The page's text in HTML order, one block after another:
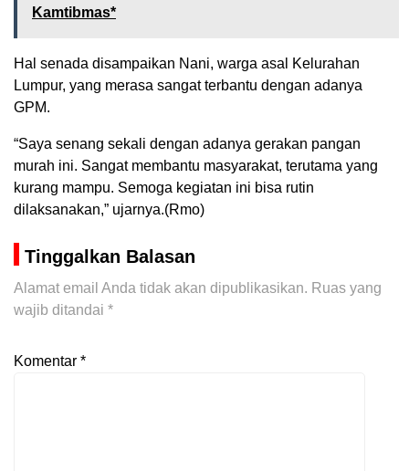
Kamtibmas*
Hal senada disampaikan Nani, warga asal Kelurahan
Lumpur, yang merasa sangat terbantu dengan adanya
GPM.
“Saya senang sekali dengan adanya gerakan pangan
murah ini. Sangat membantu masyarakat, terutama yang
kurang mampu. Semoga kegiatan ini bisa rutin
dilaksanakan,” ujarnya.(Rmo)
Tinggalkan Balasan
Alamat email Anda tidak akan dipublikasikan. Ruas yang
wajib ditandai *
Komentar *